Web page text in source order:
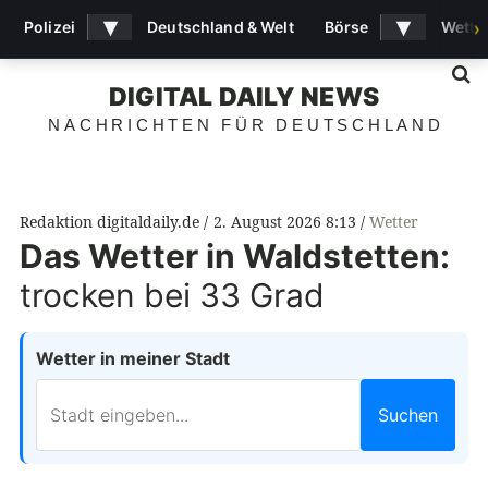
DIGITAL DAILY NEWS
NACHRICHTEN FÜR DEUTSCHLAND
Redaktion digitaldaily.de 2. August 2026 8:13 Wetter
Das Wetter in Waldstetten:
trocken bei 33 Grad
Wetter in meiner Stadt
Suchen
Polizei ▾ Deutschland & Welt Börse ▾ ›